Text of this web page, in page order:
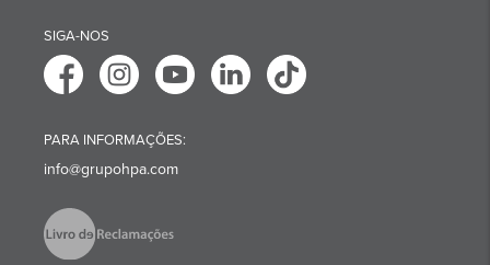
SIGA-NOS
PARA INFORMAÇÕES:
info@grupohpa.com